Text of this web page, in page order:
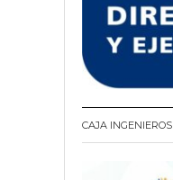
CAJA INGENIEROS